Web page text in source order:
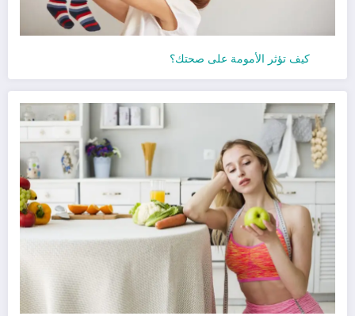
كيف تؤثر الأمومة على صحتك؟